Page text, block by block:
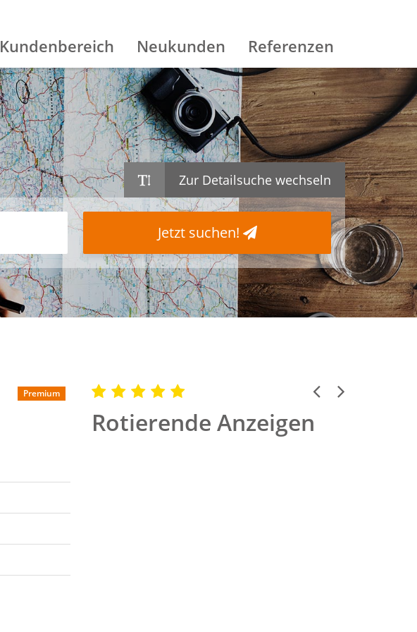
Kundenbereich Neukunden Referenzen
Zur Detailsuche wechseln
Jetzt suchen!
Premium
Rotierende Anzeigen
Previous
Next